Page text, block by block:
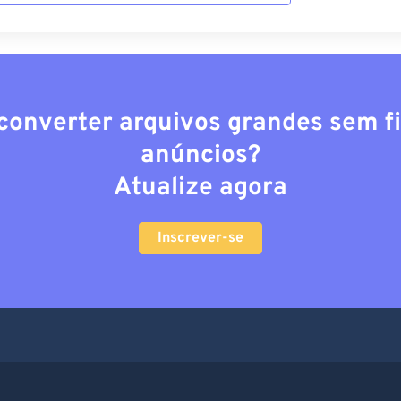
arquivos grandes sem
anúncios?
Atualize agora
Inscrever-se